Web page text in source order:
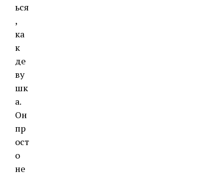
ься
,
ка
к
де
ву
шк
а.
Он
пр
ост
о
не